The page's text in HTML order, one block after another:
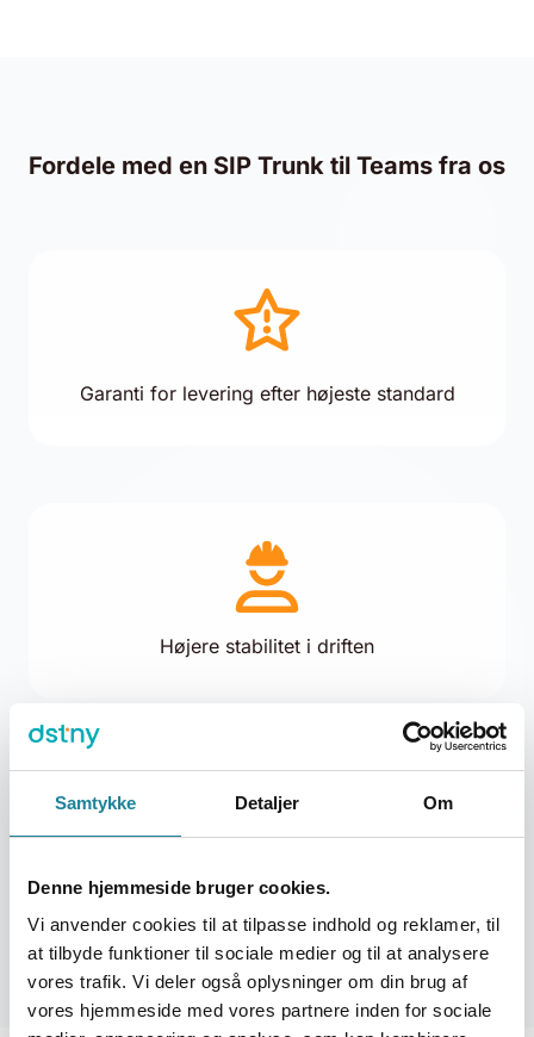
Samtykke Detaljer Om
Denne hjemmeside bruger cookies.
Vi anvender cookies til at tilpasse indhold og reklamer, til
at tilbyde funktioner til sociale medier og til at analysere
vores trafik. Vi deler også oplysninger om din brug af
vores hjemmeside med vores partnere inden for sociale
Fordele med en SIP Trunk til Teams fra os
Garanti for levering efter højeste standard
Højere stabilitet i driften
Prøv os af med en test i tre måneder